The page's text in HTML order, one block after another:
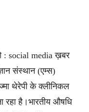
: social media ख़बर
संस्थान (एम्स)
थेरेपी के क्लीनिकल
रहा है।भारतीय औषधि